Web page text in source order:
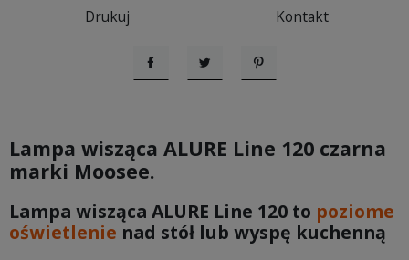
Drukuj Kontakt
UdostępnijTweetujPinterest
Lampa wisząca ALURE Line 120 czarna
marki Moosee.
Lampa wisząca ALURE Line 120 to poziome
oświetlenie nad stół lub wyspę kuchenną